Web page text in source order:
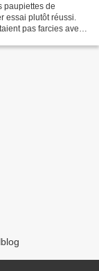
paupiettes de
essai plutôt réussi.
pas farcies avec